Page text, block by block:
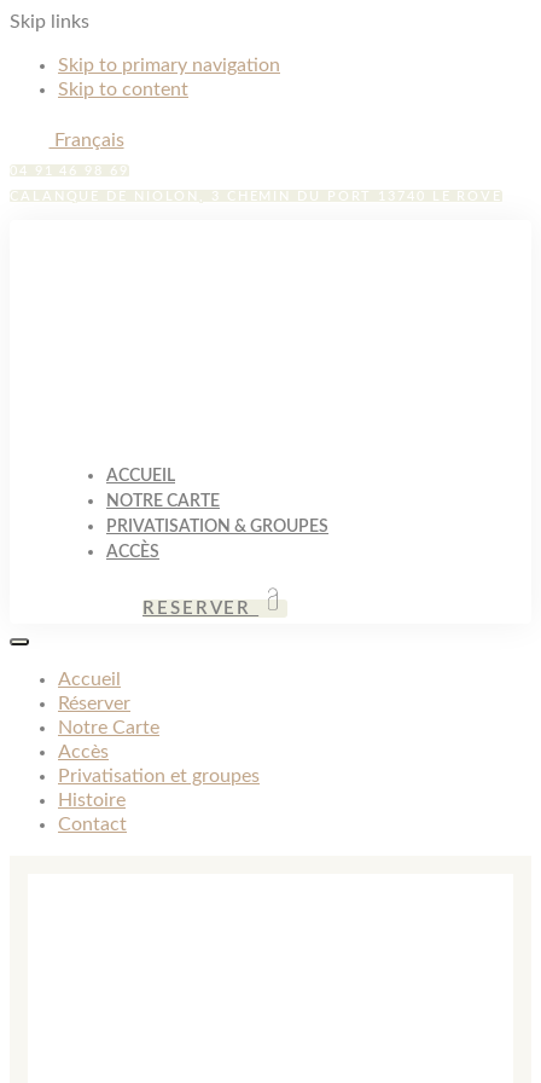
Skip links
Skip to primary navigation
Skip to content
Français
04 91 46 98 69
CALANQUE DE NIOLON, 3 CHEMIN DU PORT 13740 LE ROVE
ACCUEIL
NOTRE CARTE
PRIVATISATION & GROUPES
ACCÈS
RESERVER
Accueil
Réserver
Notre Carte
Accès
Privatisation et groupes
Histoire
Contact